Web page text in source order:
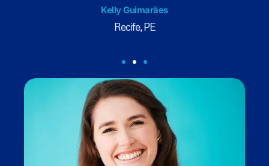
Kelly Guimarães
Recife, PE